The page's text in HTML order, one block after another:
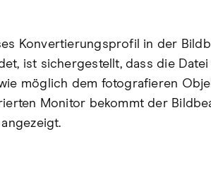
Konvertierungsprofil in der
ist sichergestellt, dass die
möglich dem fotografieren
Monitor bekommt der